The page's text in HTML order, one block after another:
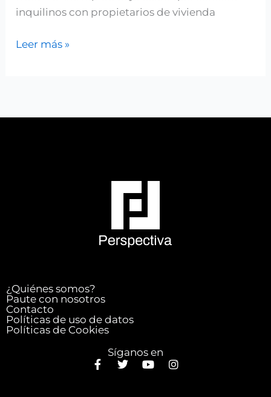
inquilinos con propietarios de vivienda
Leer más »
¿Quiénes somos?
Paute con nosotros
Contacto
Políticas de uso de datos
Políticas de Cookies
Síganos en
F
a
T
Y
I
n